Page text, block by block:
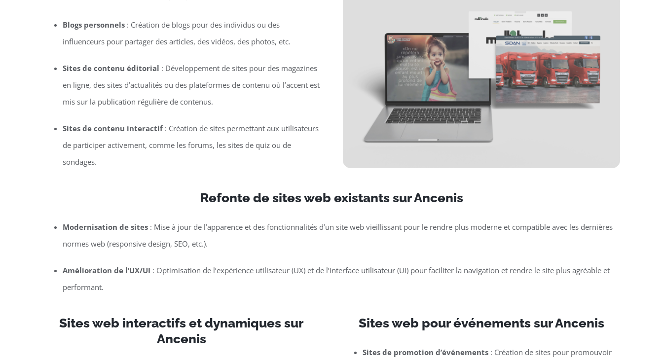
Blogs personnels: Création de blogs pour des individus ou des
influenceurs pour partager des articles, des vidéos, des photos, etc.
Sites de contenu éditorial : Développement de sites pour des magazines
en ligne, des sites d’actualités ou des plateformes de contenu où l’accent est
mis sur la publication régulière de contenus.
Sites de contenu interactif: Création de sites permettant aux utilisateurs
de participer activement, comme les forums, les sites de quiz ou de
sondages.
Refonte de sites web existants sur Ancenis
Modernisation de sites: Mise à jour de l’apparence et des fonctionnalités d’un site web vieillissant pour le rendre plus moderne et compatible avec les dernières
normes web (responsive design, SEO, etc.).
Amélioration de l’UX/UI : Optimisation de l’expérience utilisateur (UX) et de l’interface utilisateur (UI) pour faciliter la navigation et rendre le site plus agréable et
performant.
Sites web interactifs et dynamiques sur
Ancenis
Sites web pour événements sur Ancenis
Sites de promotion d’événements : Création de sites pour promouvoir